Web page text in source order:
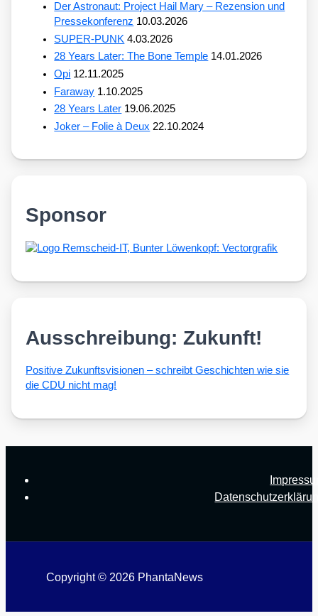
Der Astronaut: Project Hail Mary – Rezension und
Pressekonferenz 10.03.2026
SUPER-PUNK 4.03.2026
28 Years Later: The Bone Temple 14.01.2026
Opi 12.11.2025
Faraway 1.10.2025
28 Years Later 19.06.2025
Joker – Folie à Deux 22.10.2024
Sponsor
Ausschreibung: Zukunft!
Posi­ti­ve Zukunfts­vi­sio­nen – schreibt Geschich­ten wie sie
die CDU nicht mag!
Copyright © 2026 PhantaNews